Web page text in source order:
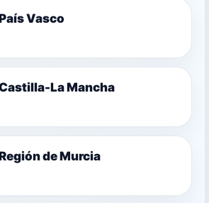
Vasco
La Mancha
de Murcia